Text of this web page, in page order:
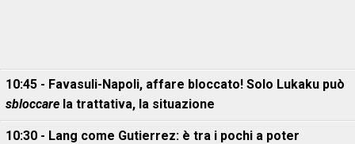
10:45 - Favasuli-Napoli, affare bloccato! Solo Lukaku può
sbloccare la trattativa, la situazione
10:30 - Lang come Gutierrez: è tra i pochi a poter